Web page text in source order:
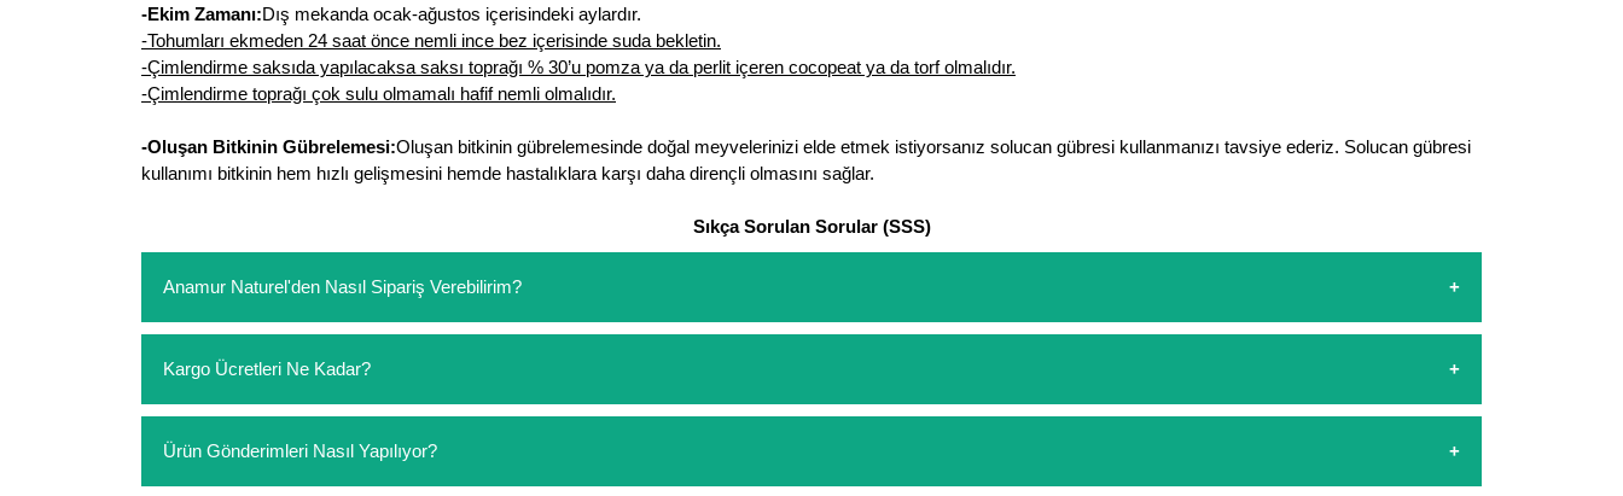
-Ekim Zamanı:Dış mekanda ocak-ağustos içerisindeki aylardır.
-Tohumları ekmeden 24 saat önce nemli ince bez içerisinde suda bekletin.
-Çimlendirme saksıda yapılacaksa saksı toprağı % 30’u pomza ya da perlit içeren cocopeat ya da torf olmalıdır.
-Çimlendirme toprağı çok sulu olmamalı hafif nemli olmalıdır.
-Oluşan Bitkinin Gübrelemesi:Oluşan bitkinin gübrelemesinde doğal meyvelerinizi elde etmek istiyorsanız solucan gübresi kullanmanızı tavsiye ederiz. Solucan gübresi
kullanımı bitkinin hem hızlı gelişmesini hemde hastalıklara karşı daha dirençli olmasını sağlar.
Sıkça Sorulan Sorular (SSS)
Anamur Naturel'den Nasıl Sipariş Verebilirim?
sipariş verebilirsiniz. Sitemizden vereceğiniz siparişlerin ödemelerini sipariş verdikten sonra havale/eft veya sipariş aşamasında kredi kartı ile yapabilirsiniz. Kapıda
ödeme yoktur.
Kargo Ücretleri Ne Kadar?
siparişlerinizde sepetinizdeki ürünleri hacimlerine göre bir kargo ücreti ödeme aşamasında sepetinize eklenecektir.
Ürün Gönderimleri Nasıl Yapılıyor?